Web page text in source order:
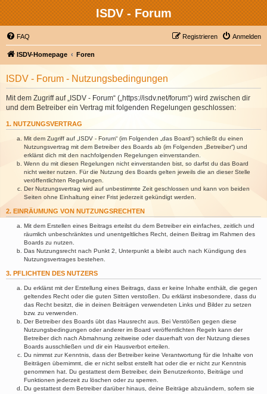
ISDV - Forum
FAQ Anmelden
Registrieren
ISDV-Homepage Foren
ISDV - Forum - Nutzungsbedingungen
Mit dem Zugriff auf „ISDV - Forum“ („https://isdv.net/forum“) wird zwischen dir
und dem Betreiber ein Vertrag mit folgenden Regelungen geschlossen:
1. NUTZUNGSVERTRAG
Mit dem Zugriff auf „ISDV - Forum“ (im Folgenden „das Board“) schließt du einen
Nutzungsvertrag mit dem Betreiber des Boards ab (im Folgenden „Betreiber“) und
erklärst dich mit den nachfolgenden Regelungen einverstanden.
Wenn du mit diesen Regelungen nicht einverstanden bist, so darfst du das Board
nicht weiter nutzen. Für die Nutzung des Boards gelten jeweils die an dieser Stelle
veröffentlichten Regelungen.
Der Nutzungsvertrag wird auf unbestimmte Zeit geschlossen und kann von beiden
Seiten ohne Einhaltung einer Frist jederzeit gekündigt werden.
2. EINRÄUMUNG VON NUTZUNGSRECHTEN
Mit dem Erstellen eines Beitrags erteilst du dem Betreiber ein einfaches, zeitlich und
räumlich unbeschränktes und unentgeltliches Recht, deinen Beitrag im Rahmen des
Boards zu nutzen.
Das Nutzungsrecht nach Punkt 2, Unterpunkt a bleibt auch nach Kündigung des
Nutzungsvertrages bestehen.
3. PFLICHTEN DES NUTZERS
Du erklärst mit der Erstellung eines Beitrags, dass er keine Inhalte enthält, die gegen
geltendes Recht oder die guten Sitten verstoßen. Du erklärst insbesondere, dass du
das Recht besitzt, die in deinen Beiträgen verwendeten Links und Bilder zu setzen
bzw. zu verwenden.
Der Betreiber des Boards übt das Hausrecht aus. Bei Verstößen gegen diese
Nutzungsbedingungen oder anderer im Board veröffentlichten Regeln kann der
Betreiber dich nach Abmahnung zeitweise oder dauerhaft von der Nutzung dieses
Boards ausschließen und dir ein Hausverbot erteilen.
Du nimmst zur Kenntnis, dass der Betreiber keine Verantwortung für die Inhalte von
Beiträgen übernimmt, die er nicht selbst erstellt hat oder die er nicht zur Kenntnis
genommen hat. Du gestattest dem Betreiber, dein Benutzerkonto, Beiträge und
Funktionen jederzeit zu löschen oder zu sperren.
Du gestattest dem Betreiber darüber hinaus, deine Beiträge abzuändern, sofern sie